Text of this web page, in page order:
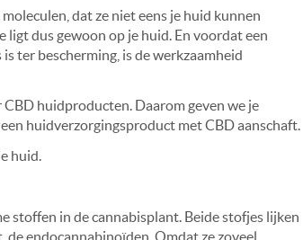
dat ze niet eens je huid kunnen
ligt dus gewoon op je huid. En voordat een
ter bescherming, is de werkzaamheid
huidproducten. Daarom geven we je
huidverzorgingsproduct met CBD aanschaft.
huid.
stoffen in de cannabisplant. Beide stofjes lijken
de endocannabinoïden. Omdat ze zoveel